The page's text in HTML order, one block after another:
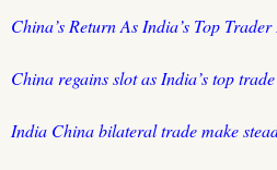
China’s Return As India’s Top
China regains slot as India’s top
India China bilateral trade make